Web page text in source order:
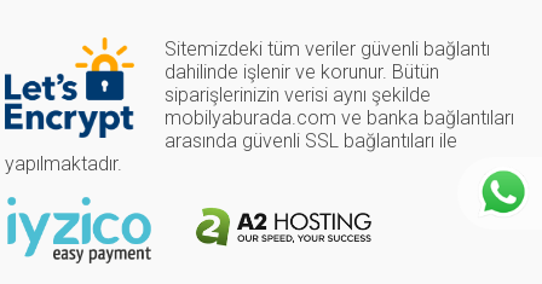
Sitemizdeki tüm veriler güvenli bağlantı
dahilinde işlenir ve korunur. Bütün
siparişlerinizin verisi aynı şekilde
mobilyaburada.com ve banka bağlantıları
arasında güvenli SSL bağlantıları ile
yapılmaktadır.